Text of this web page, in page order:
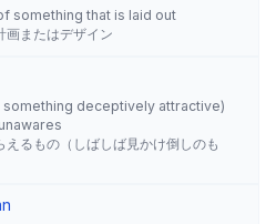
something that is laid out
画またはデザイン
deceptively attractive)
えるもの（しばしば見かけ倒しのも